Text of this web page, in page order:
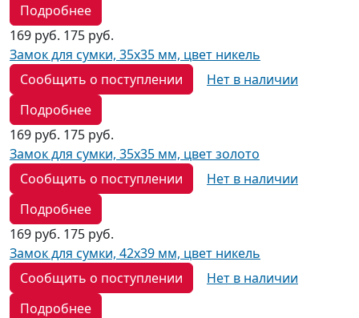
Подробнее
169 руб. 175 руб.
Замок для сумки, 35х35 мм, цвет никель
Сообщить о поступлении
Нет в наличии
Подробнее
169 руб. 175 руб.
Замок для сумки, 35х35 мм, цвет золото
Сообщить о поступлении
Нет в наличии
Подробнее
169 руб. 175 руб.
Замок для сумки, 42х39 мм, цвет никель
Сообщить о поступлении
Нет в наличии
Подробнее